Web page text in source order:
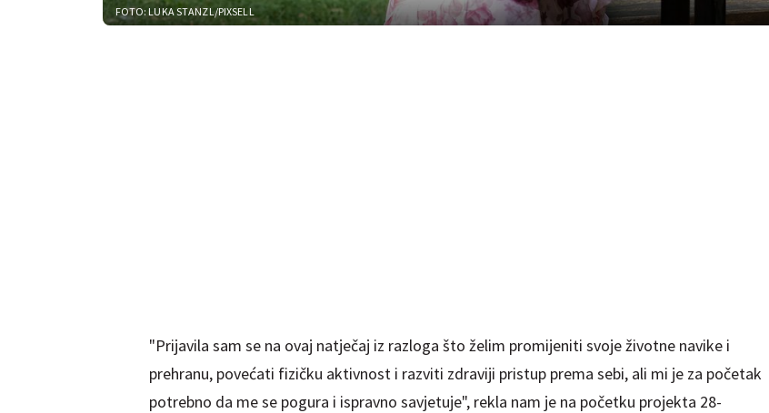
FOTO: LUKA STANZL/PIXSELL
"Prijavila sam se na ovaj natječaj iz razloga što želim promijeniti svoje životne navike i
prehranu, povećati fizičku aktivnost i razviti zdraviji pristup prema sebi, ali mi je za početak
potrebno da me se pogura i ispravno savjetuje", rekla nam je na početku projekta 28-